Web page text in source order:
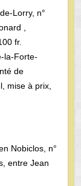
Lorry, n°
,
fr.
la-Forte-
de
mise à prix,
Nobiclos, n°
entre Jean